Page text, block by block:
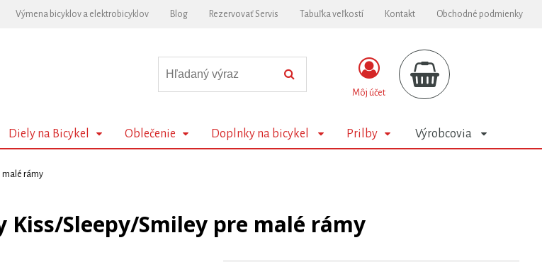
Výmena bicyklov a elektrobicyklov Blog Rezervovať Servis Tabuľka veľkostí Kontakt Obchodné podmienky
Môj účet
Diely na Bicykel Oblečenie Doplnky na bicykel Prilby Výrobcovia
malé rámy
Kiss/Sleepy/Smiley pre malé rámy